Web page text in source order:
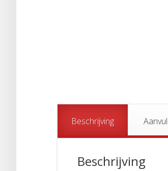
Beschrijving
Beschrijving